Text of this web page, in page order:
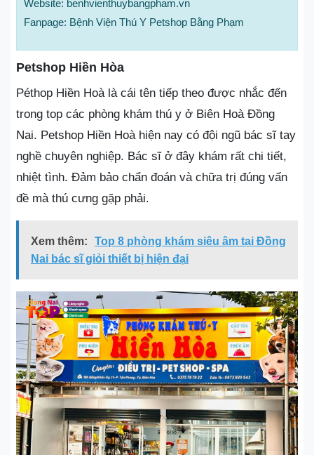
Website: benhvienthuybangpham.vn
Fanpage: Bệnh Viện Thú Y Petshop Bằng Phạm
Petshop Hiền Hòa
Péthop Hiền Hoà là cái tên tiếp theo được nhắc đến
trong top các phòng khám thú y ở Biên Hoà Đồng
Nai. Petshop Hiền Hoà hiện nay có đội ngũ bác sĩ tay
nghề chuyên nghiệp. Bác sĩ ở đây khám rất chi tiết,
nhiệt tình. Đảm bảo chẩn đoán và chữa trị đúng vấn
đề mà thú cưng gặp phải.
Xem thêm:
Top 8 phòng khám siêu âm tại Đồng
Nai bác sĩ giỏi thiết bị hiện đại